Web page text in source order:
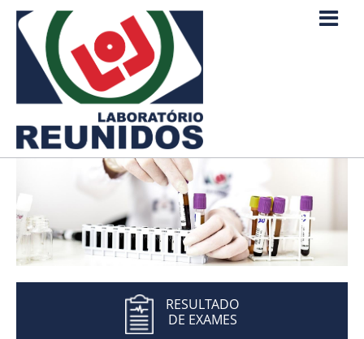
RESULTADO
DE EXAMES